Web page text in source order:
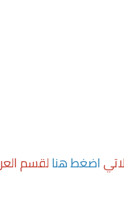
اضغط هنالقسم